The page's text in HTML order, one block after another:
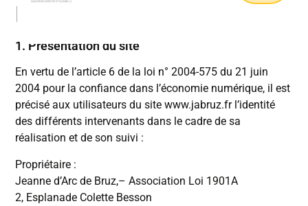
Mentions légales
1. Présentation du site
En vertu de l’article 6 de la loi n° 2004-575 du 21 juin
2004 pour la confiance dans l’économie numérique, il est
précisé aux utilisateurs du site www.jabruz.fr l’identité
des différents intervenants dans le cadre de sa
réalisation et de son suivi :
Propriétaire :
Jeanne d’Arc de Bruz,– Association Loi 1901A
2, Esplanade Colette Besson